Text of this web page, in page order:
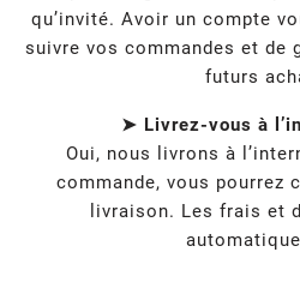
qu’invité. Avoir un compte
suivre vos commandes et de
futurs
➤ Livrez-vous à
Oui, nous livrons à
commande, vous pourrez
livraison. Les frais et